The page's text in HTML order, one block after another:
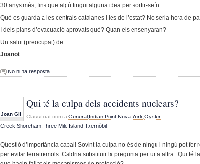
30 anys més, fins que algú tingui alguna idea per sortir-se´n.
Què es guarda a les centrals catalanes i les de l’estat? No seria hora de
I dels plans d’evacuació aprovats què? Quan els ensenyaran?
Un salut (preocupat) de
Joanot
No hi ha resposta
Joan Gil
Qui té la culpa dels accidents nuclears?
Classificat com a General , Indian Point,Nova York,Oyster
Creek,Shoreham,Three Mile Island,Txernòbil
Qüestió d’importància cabal! Sovint la culpa no és de ningú i ningú pot fer
per evitar terratrèmols. Caldria substituir la pregunta per una altra: Qui té